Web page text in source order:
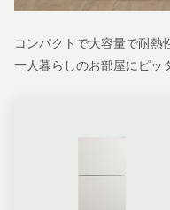
コンパクトで大容量で耐熱
一人暮らしのお部屋にピッ